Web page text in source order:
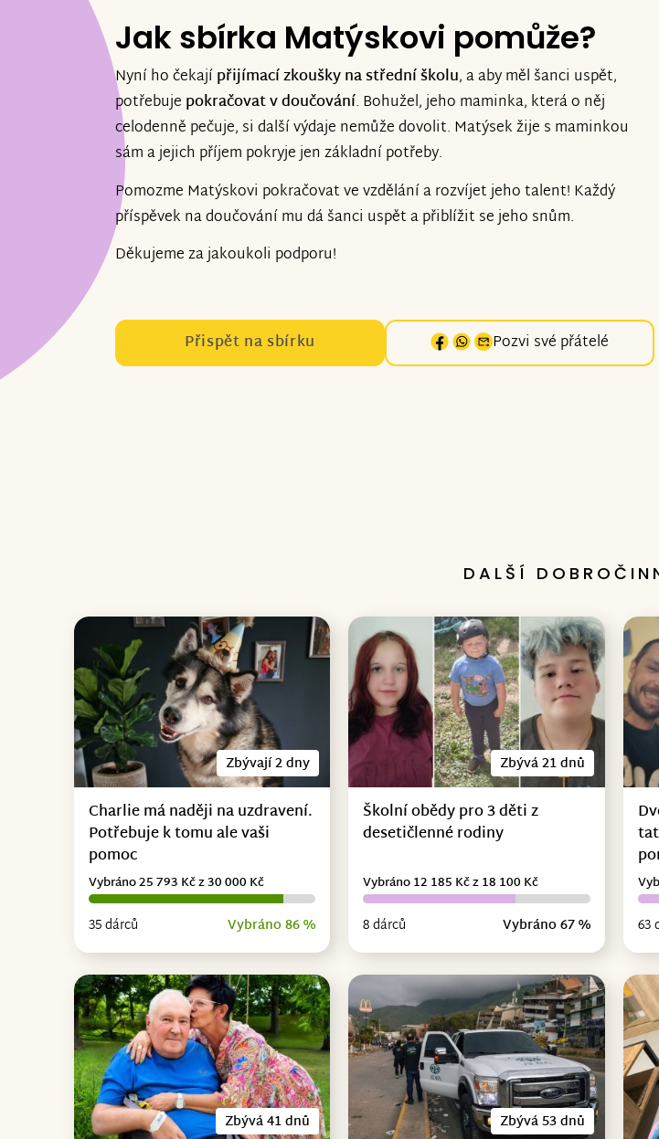
Jak sbírka Matýskovi pomůže?
Nyní ho čekajípřijímací zkoušky na střední školu, a aby měl šanci uspět,
potřebuje pokračovat v doučování. Bohužel, jeho maminka, která o něj
celodenně pečuje, si další výdaje nemůže dovolit. Matýsek žije s maminkou
sám a jejich příjem pokryje jen základní potřeby.
Pomozme Matýskovi pokračovat ve vzdělání a rozvíjet jeho talent! Každý
příspěvek na doučování mu dá šanci uspět a přiblížit se jeho snům.
Děkujeme za jakoukoli podporu!
Přispět na sbírku Pozvi své přátelé
DALŠÍ
Zbývají 2 dny
Charlie má naději na uzdravení.
Potřebuje k tomu ale vaši
pomoc
35 dárců Vybráno 86 %
Vybráno 25 793 Kč z 30 000 Kč
Zbývá 21 dnů
Školní obědy pro 3 děti z
desetičlenné rodiny
8 dárců Vybráno 67 %
Vybráno 12 185 Kč z 18 100 Kč
63
Zbývá 41 dnů Zbývá 53 dnů